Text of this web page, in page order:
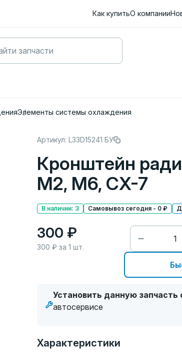
Как купитьО компании
Элементы системы охлаждения
Артикул: L33D15241 БУ
Кронштейн
M2, M6, CX-7
В наличии: 3 Самовывоз сегодня - 0 ₽
300 ₽
300 ₽ за 1 шт.
Установить данную запчасть
автосервисе
Характеристики